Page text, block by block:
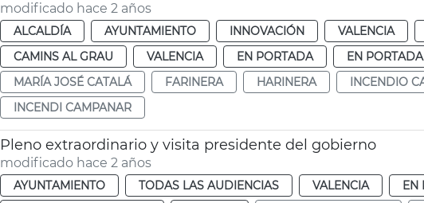
modificado hace 2 años
ALCALDÍA AYUNTAMIENTO INNOVACIÓN VALENCIA
CAMINS AL GRAU
VALENCIA EN PORTADA EN
MARÍA JOSÉ CATALÁ
FARINERA HARINERA
INCENDIO
INCENDI CAMPANAR
Pleno extraordinario y visita presidente del gobierno
modificado hace 2 años
AYUNTAMIENTO TODAS LAS AUDIENCIAS VALENCIA
EN